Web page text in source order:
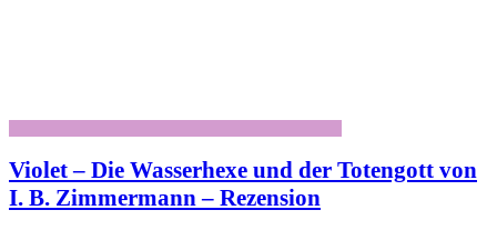
Violet – Die Wasserhexe und der Totengott von
I. B. Zimmermann – Rezension